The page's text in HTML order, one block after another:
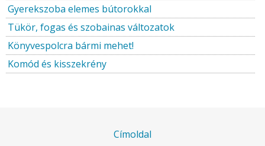
Gyerekszoba elemes bútorokkal
Tükör, fogas és szobainas változatok
Könyvespolcra bármi mehet!
Komód és kisszekrény
Címoldal